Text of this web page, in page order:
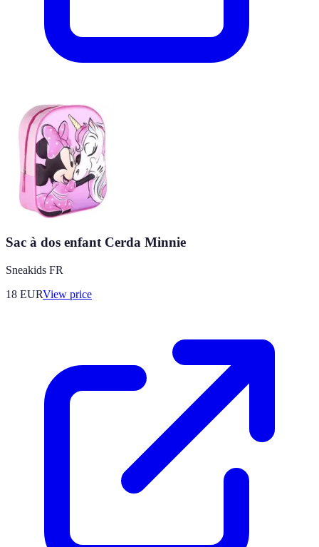
Sac à dos enfant Cerda Minnie
Sneakids FR
18 EURView price